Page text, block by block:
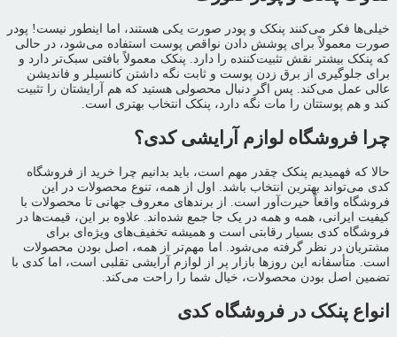
خیلی‌ها فکر می‌کنند پنکک و پودر صورت یکی هستند، اما اینطور نیست! پودر
صورت معمولاً برای پوشش دادن نواقص پوست استفاده می‌شود، در حالی
که پنکک بیشتر نقش تثبیت‌کننده را دارد. پنکک معمولاً بافتی سبک‌تر دارد و
برای جلوگیری از برق زدن پوست و ثابت نگه داشتن کانسیلر و فاندیشن
عالی عمل می‌کند. پس اگر دنبال محصولی هستید که هم آرایشتان را تثبیت
کند و هم پوستتان را مات نگه دارد، پنکک انتخاب بهتری است.
چرا فروشگاه لوازم آرایشی کدی؟
حالا که فهمیدیم پنکک چقدر مهم است، باید بدانیم چرا خرید از فروشگاه
کدی می‌تواند بهترین انتخاب باشد. اول از همه، تنوع محصولات در این
فروشگاه واقعاً حیرت‌آور است. از برندهای معروف جهانی تا محصولات با
کیفیت ایرانی، همه و همه در یک جا جمع شده‌اند. علاوه بر این، قیمت‌ها در
فروشگاه کدی بسیار رقابتی است و همیشه تخفیف‌های ویژه‌ای برای
مشتریان در نظر گرفته می‌شود. اما مهم‌تر از همه، اصل بودن محصولات
است. متأسفانه این روزها بازار پر از لوازم آرایشی تقلبی است، اما کدی با
تضمین اصل بودن محصولات، خیال شما را راحت می‌کند.
انواع پنکک در فروشگاه کدی